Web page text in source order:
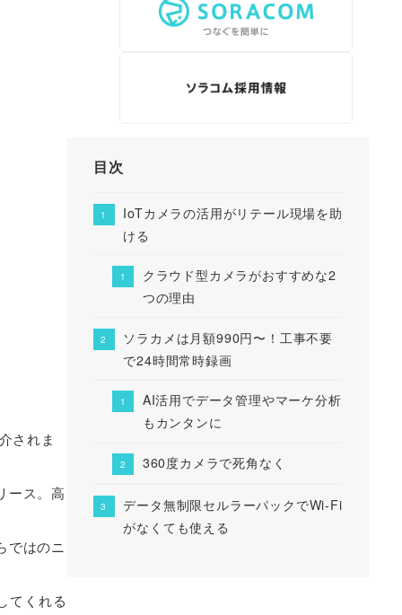
されま
ース。高
ではのニ
てくれる
目次
IoTカメラの活用がリテール現場を助
ける
クラウド型カメラがおすすめな2
つの理由
ソラカメは月額990円〜！工事不要
で24時間常時録画
AI活用でデータ管理やマーケ分析
もカンタンに
360度カメラで死角なく
データ無制限セルラーパックでWi-Fi
がなくても使える